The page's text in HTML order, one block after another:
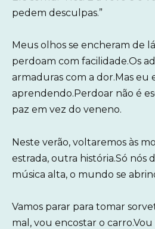
pedem desculpas.”
Meus olhos se encheram de
perdoam com facilidade.Os
armaduras com a dor.Mas eu
aprendendo.Perdoar não é
paz em vez do veneno.
Neste verão, voltaremos às
estrada, outra história.Só nós
música alta, o mundo se
Vamos parar para tomar
mal, vou encostar o